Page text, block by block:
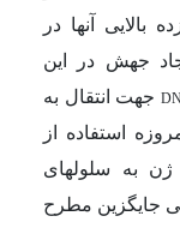
بالایی آن­ها در
جهش در این
جهت انتقال به
استفاده از
ژن به سلول­های
جایگزین مطرح